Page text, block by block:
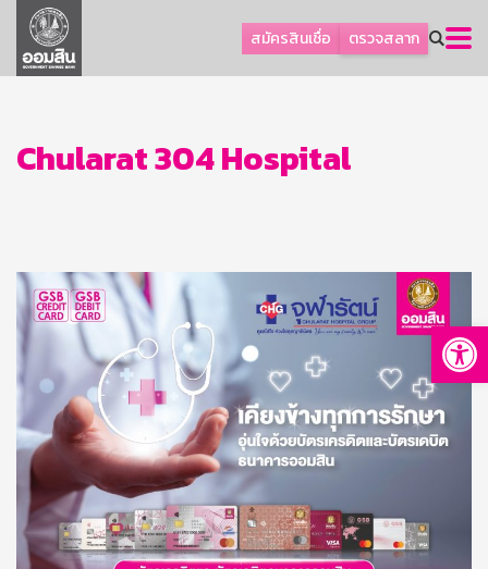
สมัครสินเชื่อ ตรวจสลาก
ลูกค้าธุรกิจ
ลูกค้าผู้ประกอบรายย่อย
ออมเพื่อสุข
บริการทางการเงิน
อื่นๆ
ติดต่อเรา
บริการออนไลน์
TH
EN
GSB Society
Chularat 304 Hospital